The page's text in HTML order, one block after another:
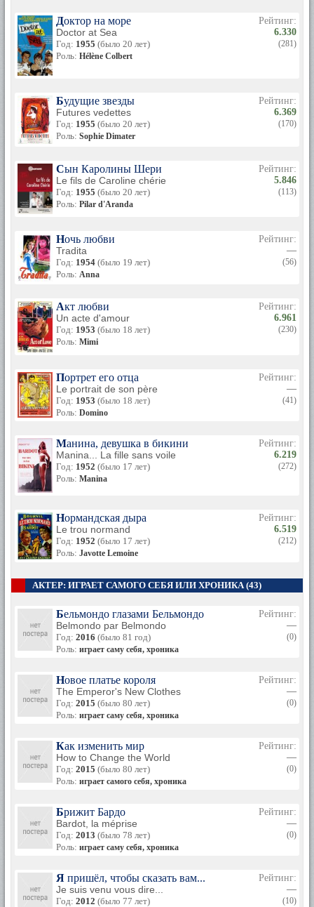
Доктор на море
Doctor at Sea
Год: 1955 (было 20 лет)
Роль: Hélène Colbert
Рейтинг:
6.330
(281)
Будущие звезды
Futures vedettes
Год: 1955 (было 20 лет)
Роль: Sophie Dimater
Рейтинг:
6.369
(170)
Сын Каролины Шери
Le fils de Caroline chérie
Год: 1955 (было 20 лет)
Роль: Pilar d'Aranda
Рейтинг:
5.846
(113)
Ночь любви
Tradita
Год: 1954 (было 19 лет)
Роль: Anna
Рейтинг:
—
(56)
Акт любви
Un acte d'amour
Год: 1953 (было 18 лет)
Роль: Mimi
Рейтинг:
6.961
(230)
Портрет его отца
Le portrait de son père
Год: 1953 (было 18 лет)
Роль: Domino
Рейтинг:
—
(41)
Манина, девушка в бикини
Manina... La fille sans voile
Год: 1952 (было 17 лет)
Роль: Manina
Рейтинг:
6.219
(272)
Нормандская дыра
Le trou normand
Год: 1952 (было 17 лет)
Роль: Javotte Lemoine
Рейтинг:
6.519
(212)
АКТЕР: ИГРАЕТ САМОГО СЕБЯ ИЛИ ХРОНИКА (43)
Бельмондо глазами Бельмондо
Belmondo par Belmondo
Год: 2016 (было 81 год)
Роль: играет саму себя, хроника
Рейтинг:
—
(0)
Новое платье короля
The Emperor's New Clothes
Год: 2015 (было 80 лет)
Роль: играет саму себя, хроника
Рейтинг:
—
(0)
Как изменить мир
How to Change the World
Год: 2015 (было 80 лет)
Роль: играет самого себя, хроника
Рейтинг:
—
(0)
Брижит Бардо
Bardot, la méprise
Год: 2013 (было 78 лет)
Роль: играет саму себя, хроника
Рейтинг:
—
(0)
Я пришёл, чтобы сказать вам...
Je suis venu vous dire...
Год: 2012 (было 77 лет)
Рейтинг:
—
(10)